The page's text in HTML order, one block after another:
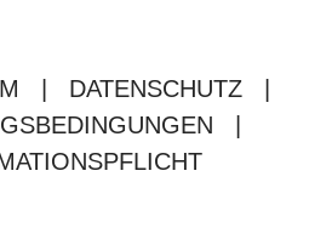
DATENSCHUTZ